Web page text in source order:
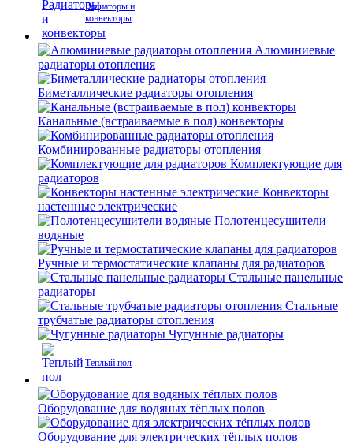
Радиаторы и
конвекторы
Алюминиевые
радиаторы отопления
Биметаллические радиаторы отопления
Канальные (встраиваемые в пол) конвекторы
Комбинированные радиаторы отопления
Комплектующие для
радиаторов
Конвекторы
настенные электрические
Полотенцесушители
водяные
Ручные и термостатические клапаны для радиаторов
Стальные панельные
радиаторы
Стальные
трубчатые радиаторы отопления
Чугунные радиаторы
Теплый пол
Оборудование для водяных тёплых полов
Оборудование для электрических тёплых полов